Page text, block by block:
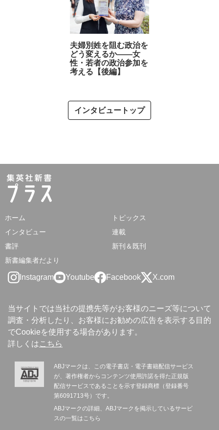
夫婦別姓を阻む政治を
どう変えるか――女
性・若者の政治参加を
考える【後編】
インタビュートップ
ホーム
トピックス
インタビュー
連載
書評
新刊＆既刊
新書編集者だより
Instagram Youtube Facebook X.com
当サイトでは当社の提携先等がお客様のニーズ等について
調査・分析したり、お客様にお勧めの広告を表示する目的
でCookieを使用する場合があります。
詳しくはこちら
ABJマークは、この電子書店・電子書籍配信サービス
が、著作権者からコンテンツ使用許諾を得た正規版
配信サービスであることを示す登録商標（登録番号
第6091713号）です。
ABJマークの詳細、ABJマークを掲示しているサービ
スの一覧はこちら